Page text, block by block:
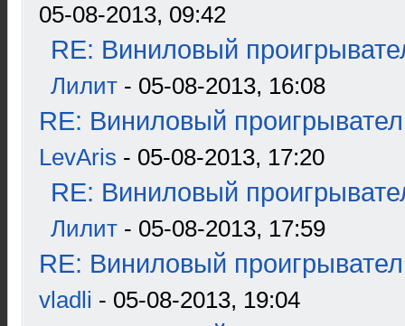
05-08-2013, 09:42
RE: Виниловый
Лилит - 05-08-2013, 16:08
RE: Виниловый
LevAris - 05-08-2013, 17:20
RE: Виниловый
Лилит - 05-08-2013, 17:59
RE: Виниловый
vladli - 05-08-2013, 19:04